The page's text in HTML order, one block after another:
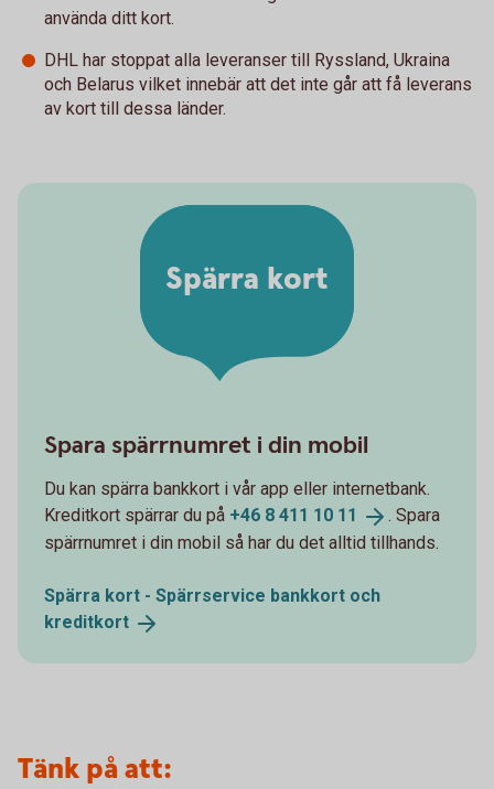
använda ditt kort.
DHL har stoppat alla leveranser till Ryssland, Ukraina
och Belarus vilket innebär att det inte går att få leverans
av kort till dessa länder.
Spärra kort
Spara spärrnumret i din mobil
Du kan spärra bankkort i vår app eller internetbank.
Kreditkort spärrar du på +46 8 411 10 11
. Spara
spärrnumret i din mobil så har du det alltid tillhands.
Spärra kort - Spärrservice bankkort och
kreditkort
Tänk på att: